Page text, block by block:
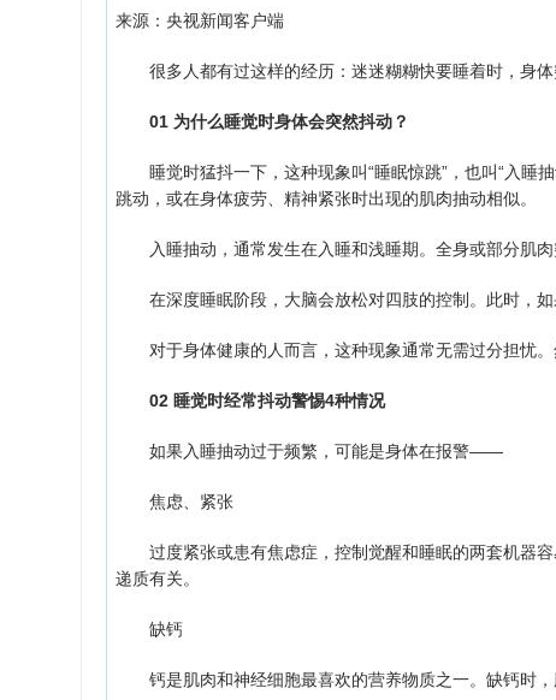
来源：央视新闻客户端
很多人都有过这样的经历：迷迷糊糊快要睡着时，身体
01 为什么睡觉时身体会突然抖动？
睡觉时猛抖一下，这种现象叫“睡眠惊跳”，也叫“入睡抽
跳动，或在身体疲劳、精神紧张时出现的肌肉抽动相似。
入睡抽动，通常发生在入睡和浅睡期。全身或部分肌肉
在深度睡眠阶段，大脑会放松对四肢的控制。此时，如
对于身体健康的人而言，这种现象通常无需过分担忧。
02 睡觉时经常抖动警惕4种情况
如果入睡抽动过于频繁，可能是身体在报警——
焦虑、紧张
过度紧张或患有焦虑症，控制觉醒和睡眠的两套机器容
递质有关。
缺钙
钙是肌肉和神经细胞最喜欢的营养物质之一。缺钙时，